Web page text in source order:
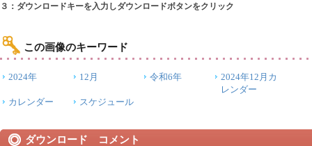
３：ダウンロードキーを入力しダウンロードボタンをクリック
この画像のキーワード
2024年 12月 令和6年
2024年12月カ
レンダー
カレンダー
スケジュール
ダウンロード コメント